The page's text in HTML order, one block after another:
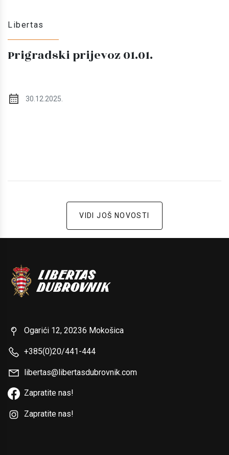
Libertas
Prigradski prijevoz 01.01.
30.12.2025.
VIDI JOŠ NOVOSTI
Ogarići 12, 20236 Mokošica
+385(0)20/441-444
libertas@libertasdubrovnik.com
Zapratite nas!
Zapratite nas!